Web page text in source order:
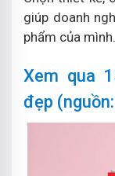
giúp doanh
phẩm của mình.
Xem qua
đẹp